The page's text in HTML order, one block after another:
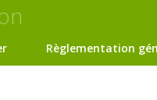
Règlementation